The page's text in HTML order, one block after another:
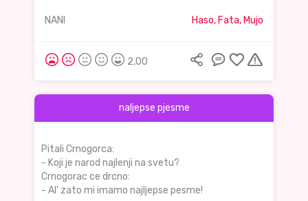
NANI Haso, Fata, Mujo
2,00
naljepse pjesme
Pitali Crnogorca:
- Koji je narod najlenji na svetu?
Crnogorac ce drcno:
- Al' zato mi imamo najljepse pesme!